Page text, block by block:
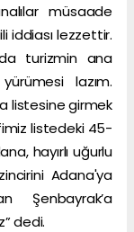
müsaade
iddiası lezzettir.
turizmin ana
lazım.
listesine girmek
listedeki 45-
hayırlı uğurlu
Adana'ya
Şenbayrak’a
dedi.